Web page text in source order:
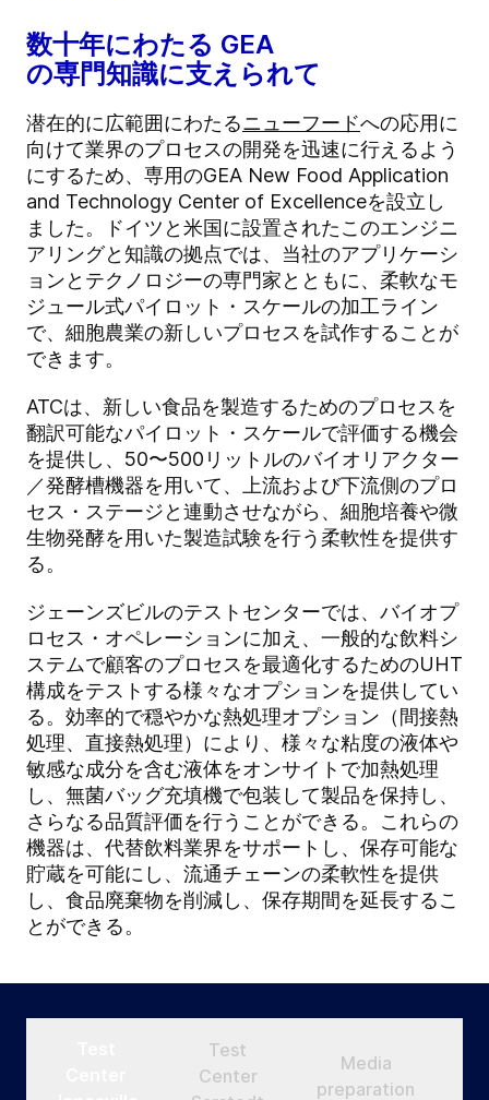
数十年にわたる GEA
の専門知識に支えられて
潜在的に広範囲にわたるニューフードへの応用に
向けて業界のプロセスの開発を迅速に行えるよう
にするため、専用のGEA New Food Application
and Technology Center of Excellenceを設立し
ました。ドイツと米国に設置されたこのエンジニ
アリングと知識の拠点では、当社のアプリケーシ
ョンとテクノロジーの専門家とともに、柔軟なモ
ジュール式パイロット・スケールの加工ライン
で、細胞農業の新しいプロセスを試作することが
できます。
ATCは、新しい食品を製造するためのプロセスを
翻訳可能なパイロット・スケールで評価する機会
を提供し、50〜500リットルのバイオリアクター
／発酵槽機器を用いて、上流および下流側のプロ
セス・ステージと連動させながら、細胞培養や微
生物発酵を用いた製造試験を行う柔軟性を提供す
る。
ジェーンズビルのテストセンターでは、バイオプ
ロセス・オペレーションに加え、一般的な飲料シ
ステムで顧客のプロセスを最適化するためのUHT
構成をテストする様々なオプションを提供してい
る。効率的で穏やかな熱処理オプション（間接熱
処理、直接熱処理）により、様々な粘度の液体や
敏感な成分を含む液体をオンサイトで加熱処理
し、無菌バッグ充填機で包装して製品を保持し、
さらなる品質評価を行うことができる。これらの
機器は、代替飲料業界をサポートし、保存可能な
貯蔵を可能にし、流通チェーンの柔軟性を提供
し、食品廃棄物を削減し、保存期間を延長するこ
とができる。
Test
Center
Media
preparation